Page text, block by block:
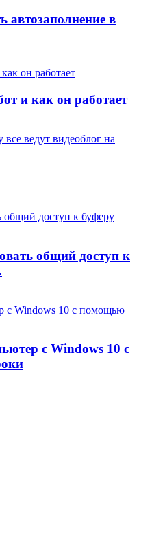
в
и как он работает
общий доступ к
с Windows 10 с